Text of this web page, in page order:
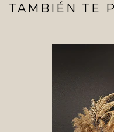
TAMBIÉN TE